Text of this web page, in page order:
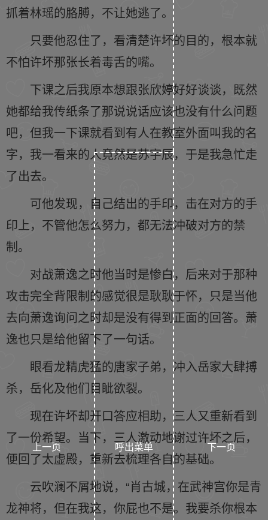
抓着林瑶的胳膊，不让她逃了。
只要他忍住了，看清楚许坏的目的，根本就
不怕许坏那张长着毒舌的嘴。
下课之后我原本想跟张欣婷好好谈谈，既然
她都给我传纸条了那说说话应该也没有什么问题
吧，但我一下课就看到有人在教室外面叫我的名
字，我一看来的人竟然是苏宇辰，于是我急忙走
了出去。
可他发现，自己结出的手印，击在对方的手
印上，不管他怎么努力，都无法冲破对方的禁
制。
对战萧逸之时他当时是惨白，后来对于那种
攻击完全背限制的感觉很是耿耿于怀，只是当他
去向萧逸询问之时却是没有得到正面的回答。萧
逸也只是给他留下了一句话。
眼看龙精虎猛的唐家子弟，冲入岳家大肆搏
杀，岳化及他们目眦欲裂。
现在许坏却开口答应相助，三人又重新看到
了一份希望。当下，三人激动地谢过许坏之后，
便回了太虚殿，重新去梳理各自的基础。
云吹澜不屑地说，“肖古城，在武神宫你是青
龙神将，但在我这，你屁也不是。我要杀你根本
上一页 下一页
呼出菜单